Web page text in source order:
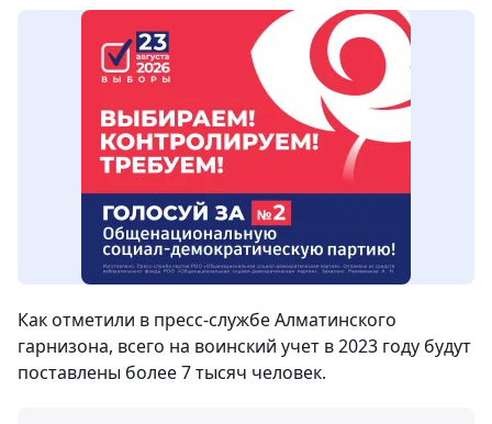
Как отметили в пресс-службе Алматинского
гарнизона, всего на воинский учет в 2023 году будут
поставлены более 7 тысяч человек.